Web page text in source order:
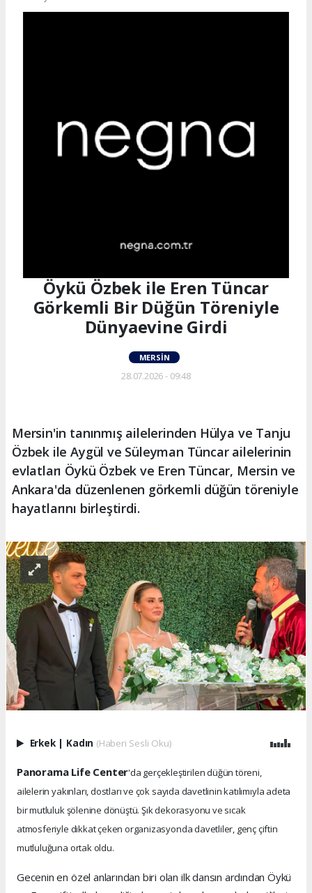
Öykü Özbek ile Eren Tüncar
Görkemli Bir Düğün Töreniyle
Dünyaevine Girdi
MERSIN
28.07.2026 - 09:48
Mersin'in tanınmış ailelerinden Hülya ve Tanju
Özbek ile Aygül ve Süleyman Tüncar ailelerinin
evlatları Öykü Özbek ve Eren Tüncar, Mersin ve
Ankara'da düzenlenen görkemli düğün töreniyle
hayatlarını birleştirdi.
Erkek | Kadın (Haberi Sesli Oku)
Panorama Life Center'da gerçekleştirilen düğün töreni,
ailelerin yakınları, dostları ve çok sayıda davetlinin katılımıyla adeta
bir mutluluk şölenine dönüştü. Şık dekorasyonu ve sıcak
atmosferiyle dikkat çeken organizasyonda davetliler, genç çiftin
mutluluğuna ortak oldu.
Gecenin en özel anlarından biri olan ilk dansın ardından Öykü